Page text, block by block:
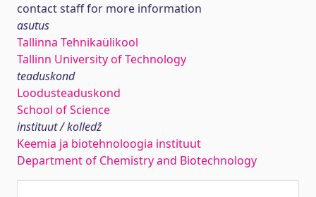
contact staff for more information
asutus
Tallinna Tehnikaülikool
Tallinn University of Technology
teaduskond
Loodusteaduskond
School of Science
instituut / kolledž
Keemia ja biotehnoloogia instituut
Department of Chemistry and Biotechnology